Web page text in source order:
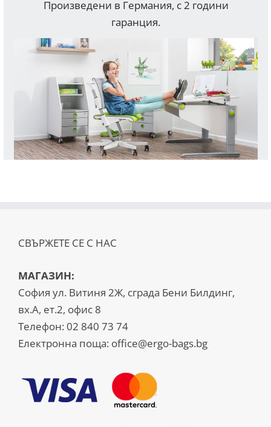
Произведени в Германия, с 2 години
гаранция.
СВЪРЖЕТЕ СЕ С НАС
МАГАЗИН:
София ул. Витиня 2Ж, сграда Бени Билдинг,
вх.А, ет.2, офис 8
Телефон: 02 840 73 74
Електронна поща: office@ergo-bags.bg